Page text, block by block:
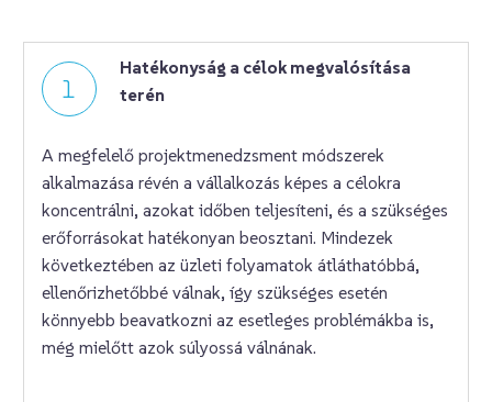
1
Hatékonyság a célok megvalósítása
terén
A megfelelő projektmenedzsment módszerek
alkalmazása révén a vállalkozás képes a célokra
koncentrálni, azokat időben teljesíteni, és a szükséges
erőforrásokat hatékonyan beosztani. Mindezek
következtében az üzleti folyamatok átláthatóbbá,
ellenőrizhetőbbé válnak, így szükséges esetén
könnyebb beavatkozni az esetleges problémákba is,
még mielőtt azok súlyossá válnának.